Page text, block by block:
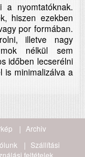
a nyomtatóknak.
hiszen ezekben
por formában.
illetve nagy
nélkül sem
időben lecserélni
is minimalizálva a
Archiv
Szállítási
feltételek